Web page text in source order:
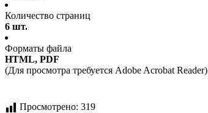
Количество страниц
6 шт.
Форматы файла
HTML, PDF
(Для просмотра требуется Adobe Acrobat Reader)
Просмотрено: 319